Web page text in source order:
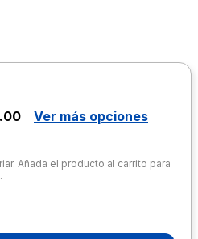
Ver más opciones
Añada el producto al carrito para